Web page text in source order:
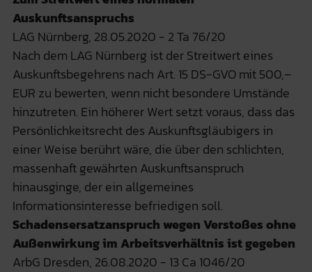
Auskunftsanspruchs
LAG Nürnberg, 28.05.2020 - 2 Ta 76/20
Nach dem LAG Nürnberg ist der Streitwert eines
Auskunftsbegehrens nach Art. 15 DS-GVO mit 500,–
EUR zu bewerten, wenn nicht besondere Umstände
hinzutreten. Ein höherer Wert setzt voraus, dass das
Persönlichkeitsrecht des Auskunftsgläubigers in
einer Weise berührt wäre, die über den schlichten,
massenhaft gewährten Auskunftsanspruch
hinausginge, der ein allgemeines
Informationsinteresse befriedigen soll.
Schadensersatzanspruch wegen Verstoßes ohne
Außenwirkung im Arbeitsverhältnis ist gegeben
ArbG Dresden, 26.08.2020 - 13 Ca 1046/20